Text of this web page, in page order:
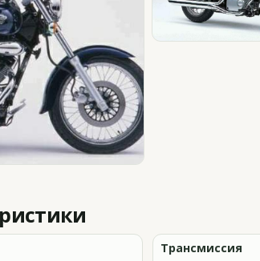
Трансмиссия